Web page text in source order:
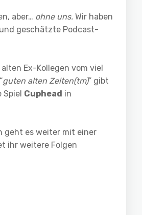
aber… ohne uns. Wir haben
geschätzte Podcast-
Ex-Kollegen vom viel
guten alten Zeiten(tm)” gibt
Spiel Cuphead in
geht es weiter mit einer
ihr weitere Folgen